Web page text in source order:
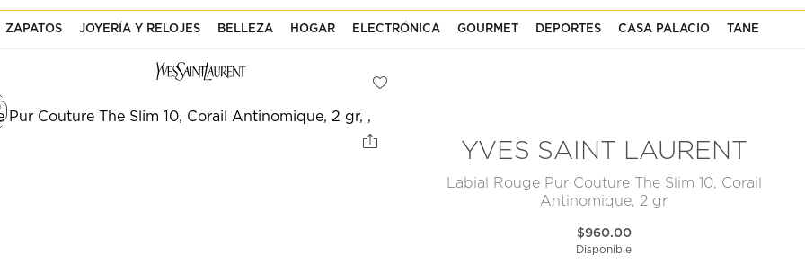
ZAPATOS JOYERÍA Y RELOJES BELLEZA HOGAR ELECTRÓNICA GOURMET DEPORTES CASA PALACIO TANE
YVES SAINT LAURENT
Labial Rouge Pur Couture The Slim 10, Corail
Antinomique, 2 gr
$960.00
Disponible